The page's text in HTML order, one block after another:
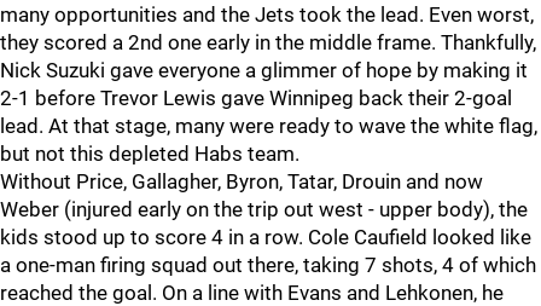
many opportunities and the Jets took the lead. Even worst,
they scored a 2nd one early in the middle frame. Thankfully,
Nick Suzuki gave everyone a glimmer of hope by making it
2-1 before Trevor Lewis gave Winnipeg back their 2-goal
lead. At that stage, many were ready to wave the white flag,
but not this depleted Habs team.
Without Price, Gallagher, Byron, Tatar, Drouin and now
Weber (injured early on the trip out west - upper body), the
kids stood up to score 4 in a row. Cole Caufield looked like
a one-man firing squad out there, taking 7 shots, 4 of which
reached the goal. On a line with Evans and Lehkonen, he